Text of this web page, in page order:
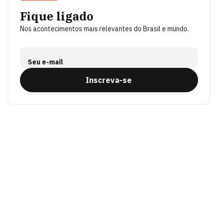
Fique ligado
Nos acontecimentos mais relevantes do Brasil e mundo.
Seu e-mail
Inscreva-se